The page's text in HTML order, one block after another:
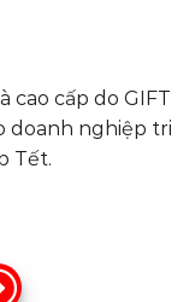
cao cấp do GIFT
doanh nghiệp tri
Tết.